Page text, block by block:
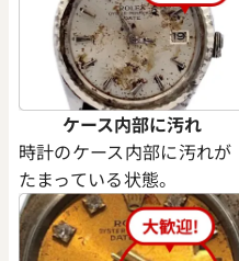
ケース内部に汚れ
時計のケース内部に汚れが
たまっている状態。